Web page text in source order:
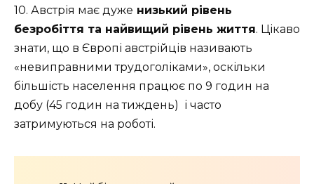
10. Австрія має дуже низький рівень
безробіття та найвищий рівень життя. Цікаво
знати, що в Європі австрійців називають
«невиправними трудоголіками», оскільки
більшість населення працює по 9 годин на
добу (45 годин на тиждень) і часто
затримуються на роботі.